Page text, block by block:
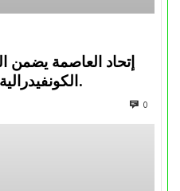
إتحاد العاصمة
الكونفيدرالية الإفريقية الموسم القادم.
0